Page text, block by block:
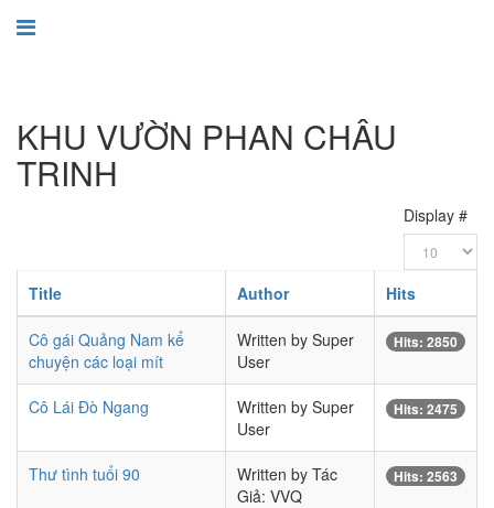
KHU VƯỜN PHAN CHÂU
TRINH
Display #
Title Author Hits
Cô gái Quảng Nam kể
chuyện các loại mít
Written by Super
User
Hits: 2850
Cô Lái Đò Ngang
Written by Super
User
Hits: 2475
Thư tình tuổi 90
Written by Tác
Giả: VVQ
Hits: 2563